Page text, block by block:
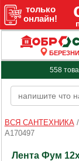
558
ВСЯ САНТЕХНИКА/
A170497
Лента Фум